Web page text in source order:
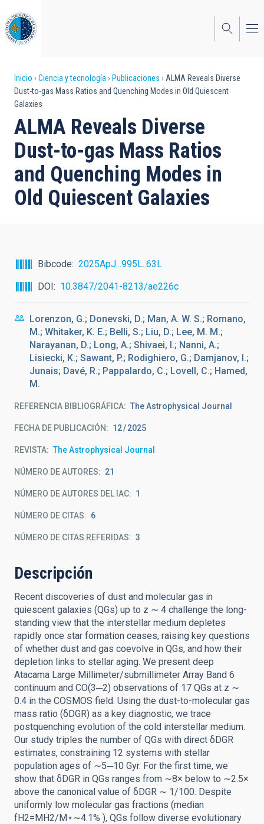
al
contenido
principal
Sobrescribir
enlaces
de
ayuda
a
la
navegación
Inicio Ciencia y tecnología Publicaciones
ALMA Reveals Diverse
Dust-to-gas Mass Ratios and Quenching Modes in Old Quiescent
Galaxies
ALMA Reveals Diverse
Dust-to-gas Mass Ratios
and Quenching Modes in
Old Quiescent Galaxies
Bibcode
2025ApJ...995L..63L
DOI
10.3847/2041-8213/ae226c
Lorenzon, G.; Donevski, D.; Man, A. W. S.; Romano,
M.; Whitaker, K. E.; Belli, S.; Liu, D.; Lee, M. M.;
Narayanan, D.; Long, A.; Shivaei, I.; Nanni, A.;
Lisiecki, K.; Sawant, P.; Rodighiero, G.; Damjanov, I.;
Junais; Davé, R.; Pappalardo, C.; Lovell, C.; Hamed,
M.
REFERENCIA BIBLIOGRÁFICA The Astrophysical Journal
FECHA DE PUBLICACIÓN: 12 2025
REVISTA The Astrophysical Journal
NÚMERO DE AUTORES 21
NÚMERO DE AUTORES DEL IAC 1
NÚMERO DE CITAS 6
NÚMERO DE CITAS REFERIDAS 3
Descripción
Recent discoveries of dust and molecular gas in
quiescent galaxies (QGs) up to z ∼ 4 challenge the long-
standing view that the interstellar medium depletes
rapidly once star formation ceases, raising key questions
of whether dust and gas coevolve in QGs, and how their
depletion links to stellar aging. We present deep
Atacama Large Millimeter/submillimeter Array Band 6
continuum and CO(3─2) observations of 17 QGs at z ∼
0.4 in the COSMOS field. Using the dust-to-molecular gas
mass ratio (δDGR) as a key diagnostic, we trace
postquenching evolution of the cold interstellar medium.
Our study triples the number of QGs with direct δDGR
estimates, constraining 12 systems with stellar
population ages of ∼5─10 Gyr. For the first time, we
show that δDGR in QGs ranges from ∼8× below to ∼2.5×
above the canonical value of δDGR ∼ 1/100. Despite
uniformly low molecular gas fractions (median
fH2=MH2/M⋆∼4.1% ), QGs follow diverse evolutionary